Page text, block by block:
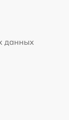
данных